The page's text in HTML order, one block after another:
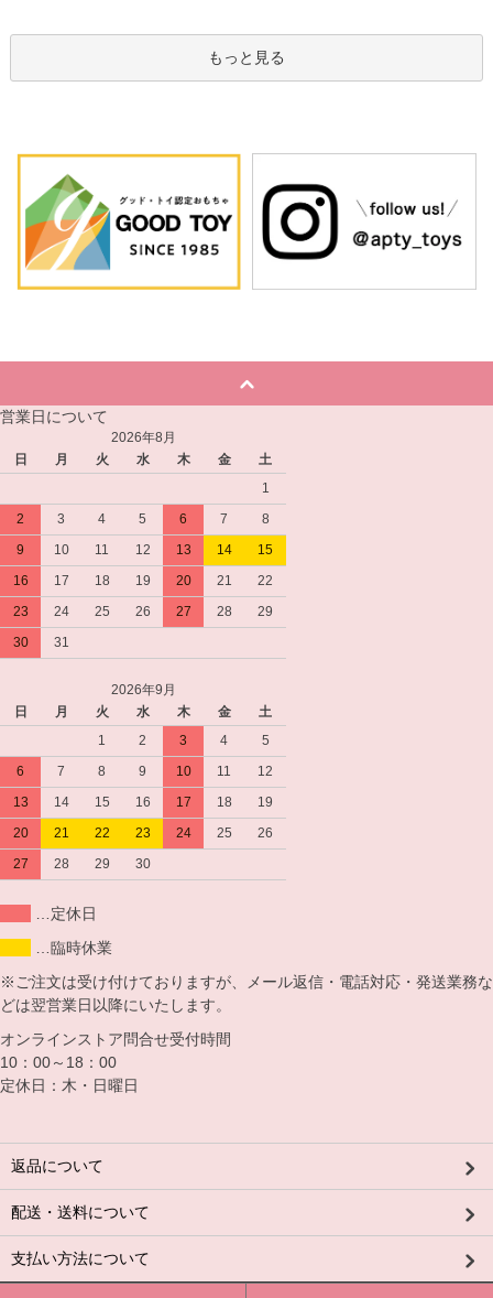
もっと見る
営業日について
2026年8月
日
月 火 水 木 金
土
1
2
3 4 5 6 7
8
9
10 11 12 13 14
15
16
17 18 19 20 21
22
23
24 25 26 27 28
29
30
31
2026年9月
日
月 火 水 木 金
土
1
2 3 4
5
6
7 8 9 10 11
12
13
14 15 16 17 18
19
20
21 22 23 24 25
26
27
28 29 30
…定休日
…臨時休業
※ご注文は受け付けておりますが、メール返信・電話対応・発送業務な
どは翌営業日以降にいたします。
オンラインストア問合せ受付時間
10：00～18：00
定休日：木・日曜日
返品について
配送・送料について
支払い方法について